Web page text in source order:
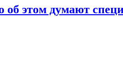
об этом думают